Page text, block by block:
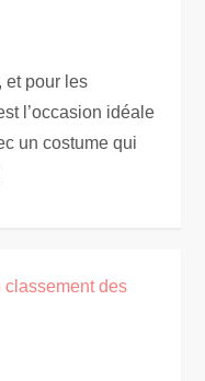
et pour les
l’occasion idéale
un costume qui